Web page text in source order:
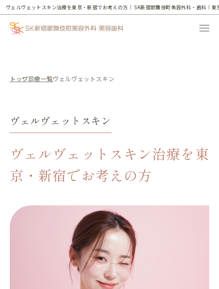
ヴェルヴェットスキン治療を東京・新宿でお考えの方｜ SK新宿歌舞伎町美容外科・歯科｜東
トップ診療一覧ヴェルヴェットスキン
ヴェルヴェットスキン
ヴェルヴェットスキン治療を東
京・新宿でお考えの方